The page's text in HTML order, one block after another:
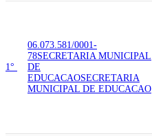
1°
06.073.581/0001-
78SECRETARIA MUNICIPAL
DE
EDUCACAOSECRETARIA
MUNICIPAL DE EDUCACAO